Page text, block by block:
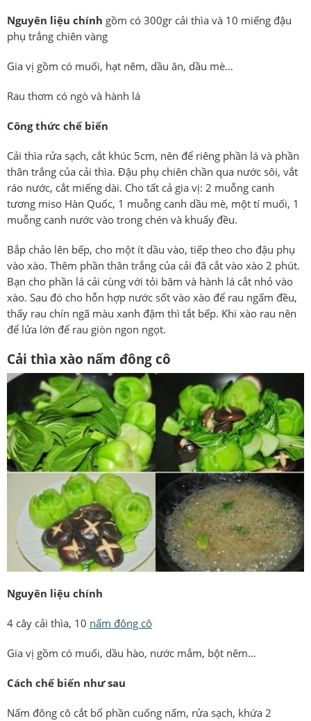
Nguyên liệu chính gồm có 300gr cải thìa và 10 miếng đậu
phụ trắng chiên vàng
Gia vị gồm có muối, hạt nêm, dầu ăn, dầu mè…
Rau thơm có ngò và hành lá
Công thức chế biến
Cải thìa rửa sạch, cắt khúc 5cm, nên để riêng phần lá và phần
thân trắng của cải thìa. Đậu phụ chiên chần qua nước sôi, vắt
ráo nước, cắt miếng dài. Cho tất cả gia vị: 2 muỗng canh
tương miso Hàn Quốc, 1 muỗng canh dầu mè, một tí muối, 1
muỗng canh nước vào trong chén và khuấy đều.
Bắp chảo lên bếp, cho một ít dầu vào, tiếp theo cho đậu phụ
vào xào. Thêm phần thân trắng của cải đã cắt vào xào 2 phút.
Bạn cho phần lá cải cùng với tỏi băm và hành lá cắt nhỏ vào
xào. Sau đó cho hỗn hợp nước sốt vào xào để rau ngấm đều,
thấy rau chín ngã màu xanh đậm thì tắt bếp. Khi xào rau nên
để lửa lớn để rau giòn ngon ngọt.
Cải thìa xào nấm đông cô
Nguyên liệu chính
4 cây cải thìa, 10 nấm đông cô
Gia vị gồm có muối, dầu hào, nước mắm, bột nêm…
Cách chế biến như sau
Nấm đông cô cắt bổ phần cuống nấm, rửa sạch, khứa 2